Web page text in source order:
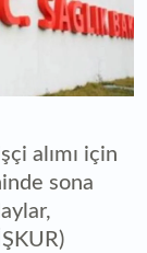
alımı için
sona